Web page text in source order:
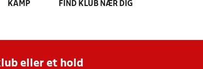
KAMP FIND KLUB NÆR DIG
eller et hold